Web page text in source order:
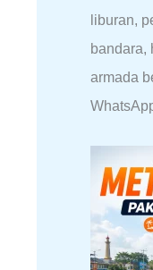
liburan,
bandara,
armada